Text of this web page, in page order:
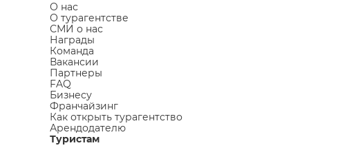
О нас
О турагентстве
СМИ о нас
Награды
Команда
Вакансии
Партнеры
FAQ
Бизнесу
Франчайзинг
Как открыть турагентство
Арендодателю
Туристам